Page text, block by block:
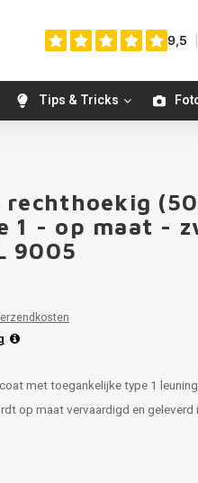
Tips & Tricks
1 - op maat -
9005
met toegankelijke type 1
op maat vervaardigd en